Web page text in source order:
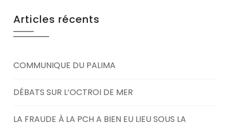
Articles récents
COMMUNIQUE DU PALIMA
DÉBATS SUR L’OCTROI DE MER
LA FRAUDE À LA PCH A BIEN EU LIEU SOUS LA